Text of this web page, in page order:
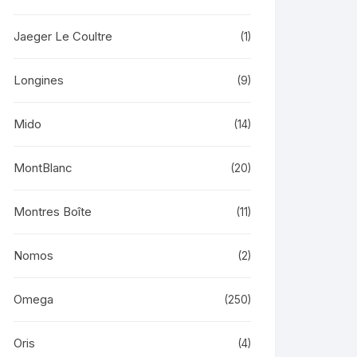
Jaeger Le Coultre (1)
Longines (9)
Mido (14)
MontBlanc (20)
Montres Boîte (11)
Nomos (2)
Omega (250)
Oris (4)